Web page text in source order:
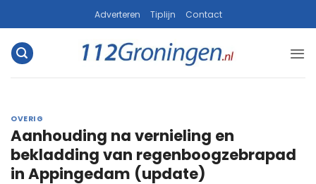
naar
inhoud
Adverteren Tiplijn Contact
OVERIG
Aanhouding na vernieling en
bekladding van regenboogzebrapad
in Appingedam (update)